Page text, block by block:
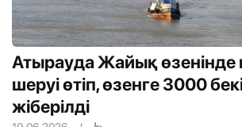
Атырауда Жайық өзенінде
шеруі өтіп, өзенге 3000
жіберілді